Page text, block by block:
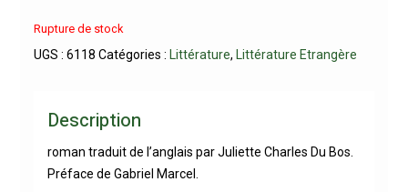
Rupture de stock
UGS : 6118 Catégories : Littérature, Littérature Etrangère
Description
roman traduit de l’anglais par Juliette Charles Du Bos.
Préface de Gabriel Marcel.